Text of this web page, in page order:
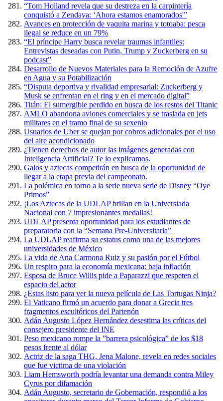
“Tom Holland revela que su destreza en la carpintería
conquistó a Zendaya: ‘Ahora estamos enamorados'”
Avances en protección de vaquita marina y totoaba: pesca
ilegal se reduce en un 79%
“El príncipe Harry busca revelar traumas infantiles:
Entrevistas deseadas con Putin, Trump y Zuckerberg en su
podcast”
Desarrollo de Nuevos Materiales para la Remoción de Azufre
en Agua y su Potabilización
“Disputa deportiva y rivalidad empresarial: Zuckerberg y
Musk se enfrentan en el ring y en el mercado digital”
Titán: El sumergible perdido en busca de los restos del Titanic
AMLO abandona aviones comerciales y se traslada en jets
militares en el tramo final de su sexenio
Usuarios de Uber se quejan por cobros adicionales por el uso
del aire acondicionado
¿Tienen derechos de autor las imágenes generadas con
Inteligencia Artificial? Te lo explicamos.
Galos y aztecas competirán en busca de la oportunidad de
llegar a la etapa previa del campeonato.
La polémica en torno a la serie nueva serie de Disney “Oye
Primos”
¡Los Aztecas de la UDLAP brillan en la Universiada
Nacional con 7 impresionantes medallas!
UDLAP presenta oportunidad para los estudiantes de
preparatoria con la “Semana Pre-Universitaria”
La UDLAP reafirma su estatus como una de las mejores
universidades de México
La vida de Ana Carmona Ruiz y su pasión por el Fútbol
Un respiro para la economía mexicana: baja inflación
Esposa de Bruce Willis pide a Paparazzi que respeten el
espacio del actor
¿Estas listo para ver la nueva película de Las Tortugas Ninja?
El Vaticano firmó un acuerdo para donar a Grecia tres
fragmentos escultóricos del Partenón
Adán Augusto López Hernández desestima las críticas del
consejero presidente del INE
Peso mexicano rompe la ”barrera psicológica” de los $18
pesos frente al dólar
Actriz de la saga THG, Jena Malone, revela en redes sociales
que fue victima de una violación
Liam Hemsworth podría levantar una demanda contra Miley
Cyrus por difamación
Adán Augusto, secretario de Gobernación, respondió a los